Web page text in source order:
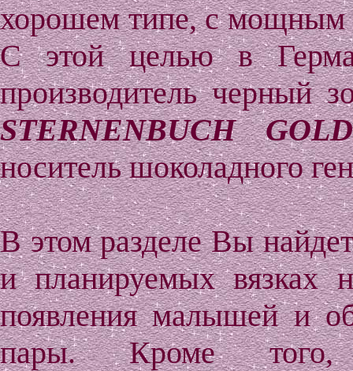
хорошем типе, с мощным
С этой целью в
производитель черный
STERNENBUCH
носитель шоколадного
В этом разделе Вы
и планируемых вязках
появления малышей и
пары. Кроме того,